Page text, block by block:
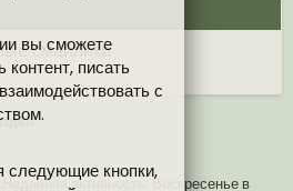
вы сможете
контент, писать
с
следующие кнопки,
смайлики
(оценок) на форуме
Н
Недавняя активность:Воскресенье в